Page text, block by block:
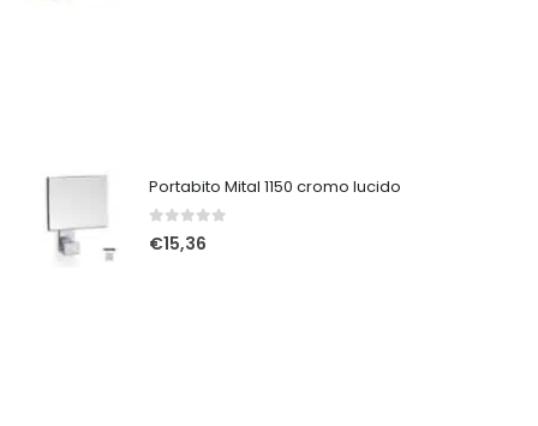
Portabito Mital 1150 cromo lucido
0Su 5
€15,36